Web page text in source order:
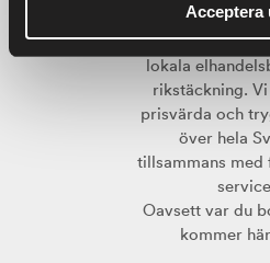
Acceptera
Billinge Energi
lokala
rikstäckning.
prisvärda och
över hela
tillsammans med
Oavsett var du
kommer